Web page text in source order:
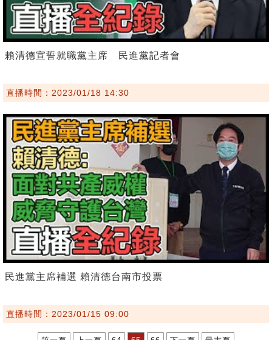
賴清德宣誓就職黨主席 民進黨記者會
直播時間：2023/01/18 14:30
民進黨主席補選 賴清德台南市投票
直播時間：2023/01/15 09:00